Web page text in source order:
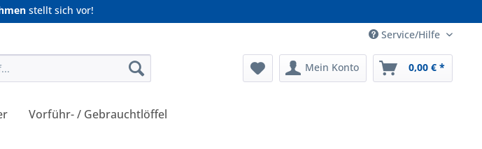
stellt sich vor!
Service/Hilfe
Mein Konto 0,00 € *
Vorführ- / Gebrauchtlöffel